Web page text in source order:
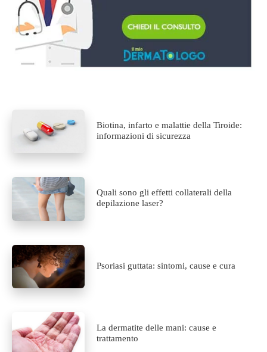
Biotina, infarto e malattie della Tiroide:
informazioni di sicurezza
Quali sono gli effetti collaterali della
depilazione laser?
Psoriasi guttata: sintomi, cause e cura
La dermatite delle mani: cause e
trattamento